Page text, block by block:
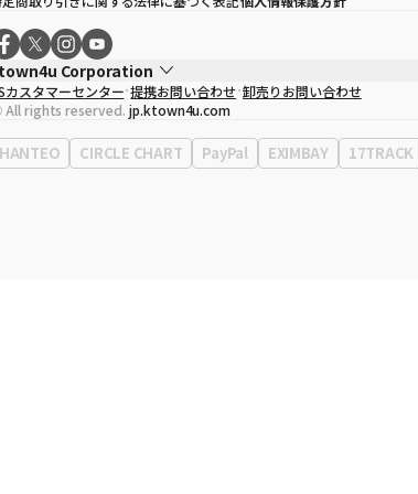
Corporation
取締役
ソン・ヒョミン
業者登録番号120-87-71116
0120-23-7523
務所住所
ソウル特別市江南区永東大路513、3階(三成洞、coex)
カスタマーセンター 提携お問い合わせ 卸売りお問い合わせ
rights reserved. jp.ktown4u.com
HANTEO CIRCLE CHART PayPal EXIMBAY 17TRACK